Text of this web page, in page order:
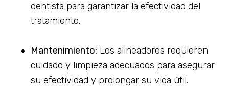
dentista para garantizar la efectividad del
tratamiento.
Mantenimiento: Los alineadores requieren
cuidado y limpieza adecuados para asegurar
su efectividad y prolongar su vida útil.